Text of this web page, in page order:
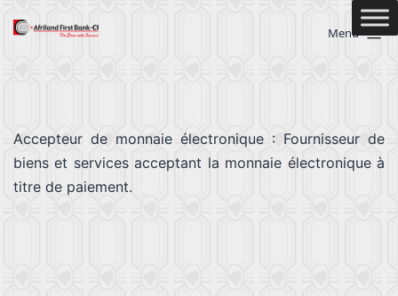
Menu
Accepteur de monnaie électronique : Fournisseur de
biens et services acceptant la monnaie électronique à
titre de paiement.